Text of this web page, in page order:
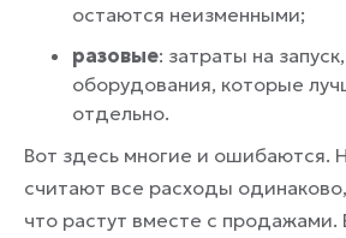
остаются неизменными;
разовые: затраты на
оборудования, которые
отдельно.
Вот здесь многие и ошибаются.
считают все расходы
что растут вместе с продажами.